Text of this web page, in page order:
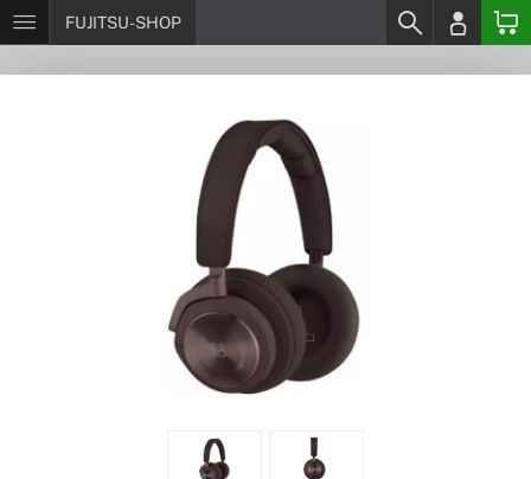
FUJITSU-SHOP